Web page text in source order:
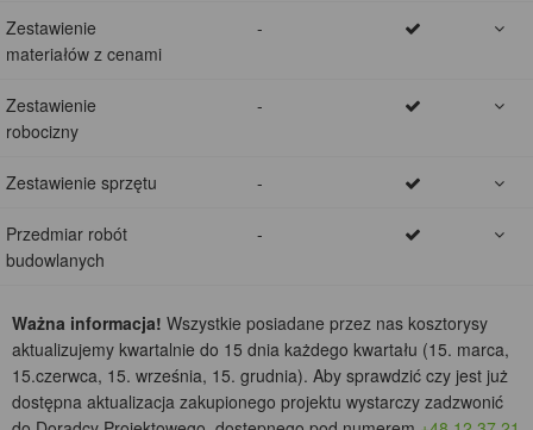
Zestawienie
materiałów z cenami
-
Zestawienie
robocizny
-
Zestawienie sprzętu -
Przedmiar robót
budowlanych
-
Ważna informacja! Wszystkie posiadane przez nas kosztorysy
aktualizujemy kwartalnie do 15 dnia każdego kwartału (15. marca,
15.czerwca, 15. września, 15. grudnia). Aby sprawdzić czy jest już
dostępna aktualizacja zakupionego projektu wystarczy zadzwonić